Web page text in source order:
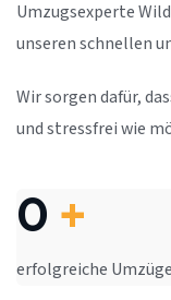
Umzugsexperte
unseren schnellen
Wir sorgen dafür,
und stressfrei wie
0 +
erfolgreiche Umzüge